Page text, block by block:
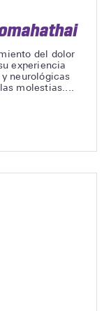
del dolor
experiencia
neurológicas
molestias....